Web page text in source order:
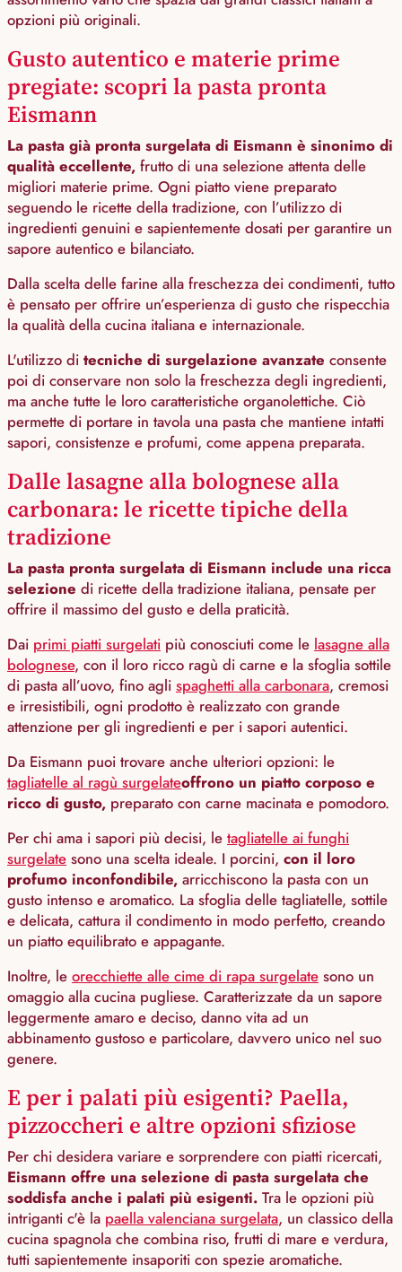
opzioni più originali.
Gusto autentico e materie prime
pregiate: scopri la pasta pronta
Eismann
La pasta già pronta surgelata di Eismann è sinonimo di
qualità eccellente, frutto di una selezione attenta delle
migliori materie prime. Ogni piatto viene preparato
seguendo le ricette della tradizione, con l’utilizzo di
ingredienti genuini e sapientemente dosati per garantire un
sapore autentico e bilanciato.
Dalla scelta delle farine alla freschezza dei condimenti, tutto
è pensato per offrire un’esperienza di gusto che rispecchia
la qualità della cucina italiana e internazionale.
L'utilizzo di tecniche di surgelazione avanzate consente
poi di conservare non solo la freschezza degli ingredienti,
ma anche tutte le loro caratteristiche organolettiche. Ciò
permette di portare in tavola una pasta che mantiene intatti
sapori, consistenze e profumi, come appena preparata.
Dalle lasagne alla bolognese alla
carbonara: le ricette tipiche della
tradizione
La pasta pronta surgelata di Eismann include una ricca
selezione di ricette della tradizione italiana, pensate per
offrire il massimo del gusto e della praticità.
Dai primi piatti surgelati più conosciuti come le lasagne alla
bolognese, con il loro ricco ragù di carne e la sfoglia sottile
di pasta all’uovo, fino agli spaghetti alla carbonara, cremosi
e irresistibili, ogni prodotto è realizzato con grande
attenzione per gli ingredienti e per i sapori autentici.
Da Eismann puoi trovare anche ulteriori opzioni: le
tagliatelle al ragù surgelateoffrono un piatto corposo e
ricco di gusto, preparato con carne macinata e pomodoro.
Per chi ama i sapori più decisi, le tagliatelle ai funghi
surgelate sono una scelta ideale. I porcini, con il loro
profumo inconfondibile, arricchiscono la pasta con un
gusto intenso e aromatico. La sfoglia delle tagliatelle, sottile
e delicata, cattura il condimento in modo perfetto, creando
un piatto equilibrato e appagante.
Inoltre, le orecchiette alle cime di rapa surgelate sono un
omaggio alla cucina pugliese. Caratterizzate da un sapore
leggermente amaro e deciso, danno vita ad un
abbinamento gustoso e particolare, davvero unico nel suo
genere.
E per i palati più esigenti? Paella,
pizzoccheri e altre opzioni sfiziose
Per chi desidera variare e sorprendere con piatti ricercati,
Eismann offre una selezione di pasta surgelata che
soddisfa anche i palati più esigenti. Tra le opzioni più
intriganti c'è la paella valenciana surgelata, un classico della
cucina spagnola che combina riso, frutti di mare e verdura,
tutti sapientemente insaporiti con spezie aromatiche.